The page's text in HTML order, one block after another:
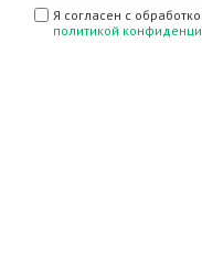
Я согласен с
политикой